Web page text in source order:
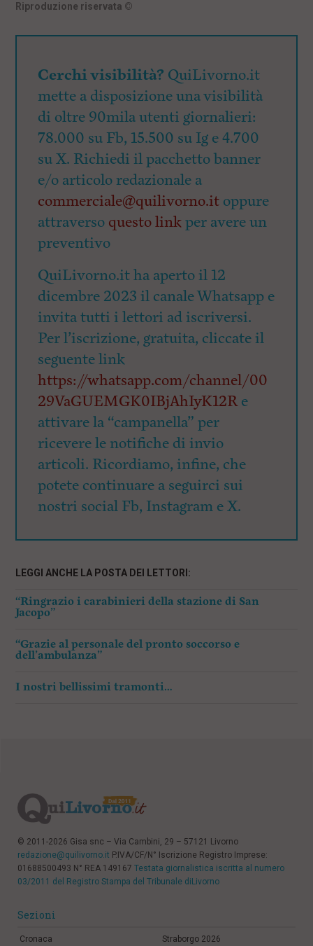
Riproduzione riservata ©
Cerchi visibilità? QuiLivorno.it
mette a disposizione una visibilità
di oltre 90mila utenti giornalieri:
78.000 su Fb, 15.500 su Ig e 4.700
su X. Richiedi il pacchetto banner
e/o articolo redazionale a
commerciale@quilivorno.it oppure
attraverso questo linkper avere un
preventivo
QuiLivorno.it ha aperto il 12
dicembre 2023 il canale Whatsapp e
invita tutti i lettori ad iscriversi.
Per l’iscrizione, gratuita, cliccate il
seguente link
https://whatsapp.com/channel/00
29VaGUEMGK0IBjAhIyK12Re
attivare la “campanella” per
ricevere le notifiche di invio
articoli. Ricordiamo, infine, che
potete continuare a seguirci sui
nostri social Fb, Instagram e X.
LEGGI ANCHE LA POSTA DEI LETTORI:
“Ringrazio i carabinieri della stazione di San
Jacopo”
“Grazie al personale del pronto soccorso e
dell’ambulanza”
I nostri bellissimi tramonti…
© 2011-2026 Gisa snc – Via Cambini, 29 – 57121 Livorno
redazione@quilivorno.it P.IVA/CF/N° Iscrizione Registro Imprese:
01688500493 N° REA 149167 Testata giornalistica iscritta al numero
03/2011 del Registro Stampa del Tribunale diLivorno
Sezioni
Cronaca
Straborgo 2026